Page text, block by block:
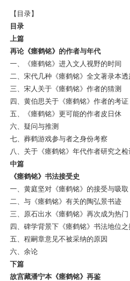
【目录】
目录
上篇
再论《瘗鹤铭》的作者与年代
一、《瘗鹤铭》进入文人视野的时间
二、宋代几种《瘗鹤铭》全文著录本透
三、宋人关于《瘗鹤铭》作者的猜测
四、黄伯思关于《瘗鹤铭》作者的考证
五、《瘗鹤铭》更可能的作者皮日休
六、疑问与推测
七、葬鹤游戏参与者之身份考察
八、关于《瘗鹤铭》年代作者研究之检
中篇
《瘗鹤铭》书法接受史
一、黄庭坚对《瘗鹤铭》的接受与吸取
二、与《瘗鹤铭》有关的陶弘景书迹
三、原石出水《瘗鹤铭》再次成为热门
四、碑学背景下《瘗鹤铭》书法地位
五、程嗣章意见不被采纳的原因
六、余论
下篇
故宫藏潘宁本《瘗鹤铭》再鉴